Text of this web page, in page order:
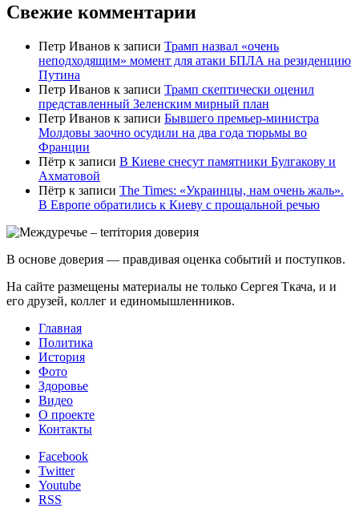
Свежие комментарии
Петр Иванов к записи Трамп назвал «очень
неподходящим» момент для атаки БПЛА на резиденцию
Путина
Петр Иванов к записи Трамп скептически оценил
представленный Зеленским мирный план
Петр Иванов к записи Бывшего премьер-министра
Молдовы заочно осудили на два года тюрьмы во
Франции
Пётр к записи В Киеве снесут памятники Булгакову и
Ахматовой
Пётр к записи Тhe Times: «Украинцы, нам очень жаль».
В Европе обратились к Киеву с прощальной речью
В основе доверия — правдивая оценка событий и поступков.
На сайте размещены материалы не только Сергея Ткача, и и
его друзей, коллег и единомышленников.
Главная
Политика
История
Фото
Здоровье
Видео
О проекте
Контакты
Facebook
Twitter
Youtube
RSS